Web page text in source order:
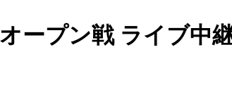
ープン戦 ライブ中